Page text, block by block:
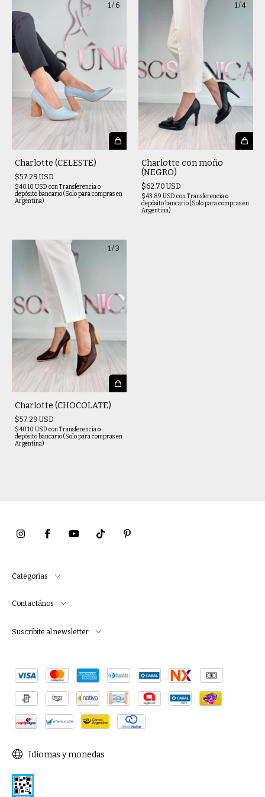
1/ 6
Charlotte (CELESTE)
$57.29 USD
$40.10 USD conTransferencia o
depósito bancario (Solo para compras en
Argentina)
1/4
Charlotte con moño
(NEGRO)
$62.70 USD
$43.89 USD conTransferencia o
depósito bancario (Solo para compras en
Argentina)
1 /3
Charlotte (CHOCOLATE)
$57.29 USD
$40.10 USD conTransferencia o
depósito bancario (Solo para compras en
Argentina)
Categorías
Contactános
Suscribite al newsletter
Idiomas y monedas